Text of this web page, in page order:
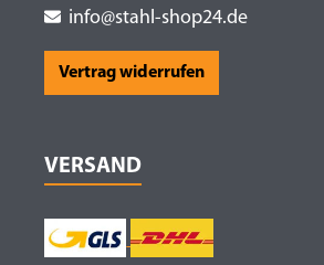
info@stahl-shop24.de
Vertrag widerrufen
VERSAND